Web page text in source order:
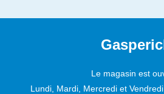
Le magasin est
Lundi, Mardi, Mercredi et